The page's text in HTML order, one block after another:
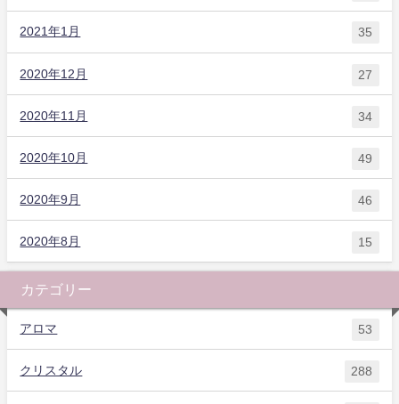
2021年1月 35
2020年12月 27
2020年11月 34
2020年10月 49
2020年9月 46
2020年8月 15
カテゴリー
アロマ 53
クリスタル 288